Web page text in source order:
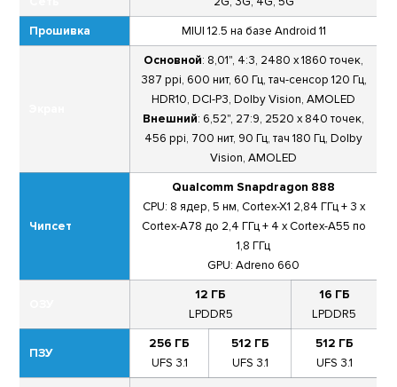
Прошивка MIUI 12.5 на базе Android 11
Основной: 8,01", 4:3, 2480 x 1860 точек,
387 ppi, 600 нит, 60 Гц, тач-сенсор 120 Гц,
HDR10, DCI-P3, Dolby Vision, AMOLED
Внешний: 6,52", 27:9, 2520 x 840 точек,
456 ppi, 700 нит, 90 Гц, тач 180 Гц, Dolby
Vision, AMOLED
Чипсет
Qualcomm Snapdragon 888
CPU: 8 ядер, 5 нм, Cortex-X1 2,84 ГГц + 3 x
Cortex-A78 до 2,4 ГГц + 4 x Cortex-A55 по
1,8 ГГц
GPU: Adreno 660
12 ГБ
LPDDR5
16 ГБ
LPDDR5
ПЗУ
256 ГБ
UFS 3.1
512 ГБ
UFS 3.1
512 ГБ
UFS 3.1